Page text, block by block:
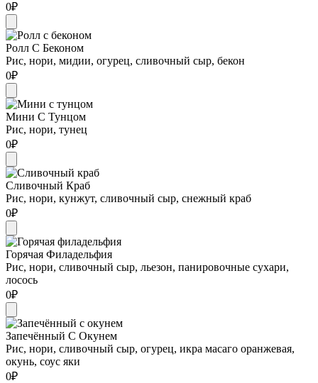
0₽
Ролл С Беконом
Рис, нори, мидии, огурец, сливочный сыр, бекон
0₽
Мини С Тунцом
Рис, нори, тунец
0₽
Сливочный Краб
Рис, нори, кунжут, сливочный сыр, снежный краб
0₽
Горячая Филадельфия
Рис, нори, сливочный сыр, льезон, панировочные сухари,
лосось
0₽
Запечённый С Окунем
Рис, нори, сливочный сыр, огурец, икра масаго оранжевая,
окунь, соус яки
0₽